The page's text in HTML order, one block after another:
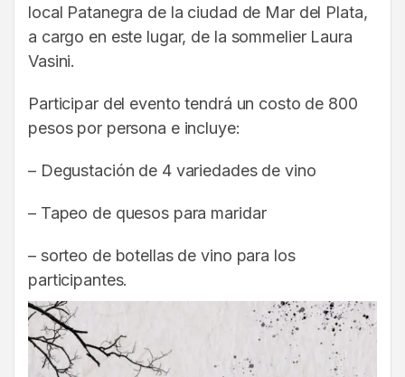
local Patanegra de la ciudad de Mar del Plata,
a cargo en este lugar, de la sommelier Laura
Vasini.
Participar del evento tendrá un costo de 800
pesos por persona e incluye:
– Degustación de 4 variedades de vino
– Tapeo de quesos para maridar
– sorteo de botellas de vino para los
participantes.